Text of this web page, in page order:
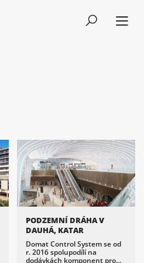
PODZEMNÍ DRÁHA V
DAUHÁ, KATAR
Domat Control System se od
r. 2016 spolupodílí na
dodávkách komponent pro